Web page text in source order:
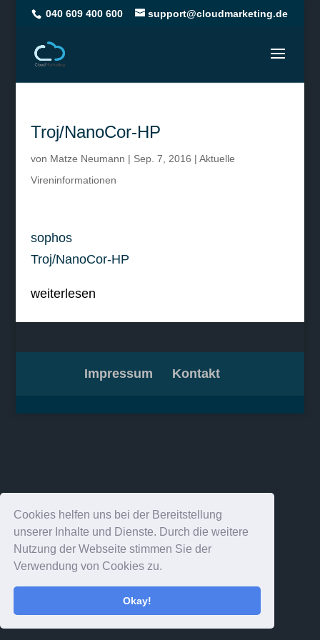
Cookies helfen uns bei der Bereitstellung
unserer Inhalte und Dienste. Durch die weitere
Nutzung der Webseite stimmen Sie der
Verwendung von Cookies zu.
Okay!
040 609 400 600 support@cloudmarketing.de
Troj/NanoCor-HP
von Matze Neumann | Sep. 7, 2016 | Aktuelle
Vireninformationen
sophos
Troj/NanoCor-HP
weiterlesen
Impressum Kontakt